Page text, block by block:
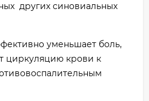
других синовиальных
уменьшает боль,
циркуляцию крови к